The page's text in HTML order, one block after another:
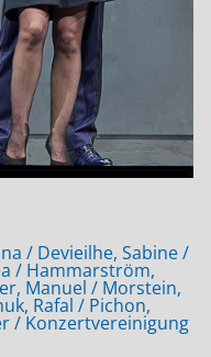
/ Devieilhe, Sabine /
/ Hammarström,
Manuel / Morstein,
Rafal / Pichon,
/ Konzertvereinigung